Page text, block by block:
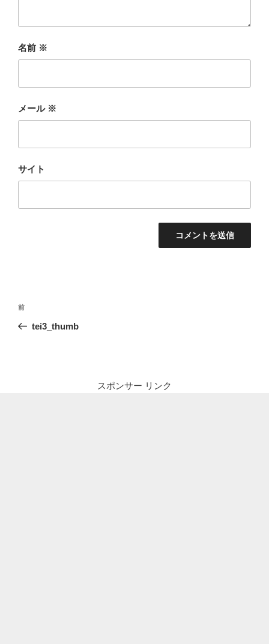
名前 ※
メール ※
サイト
投
ナ
前
の
前
tei3_thumb
スポンサー リンク